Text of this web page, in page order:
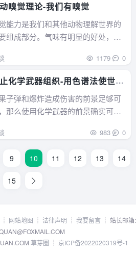
嗅觉理论-我们有嗅觉
能力是我们和其他动物理解世界的
组成部分。气味有明显的好处，比
1179 0
化学武器组织-用色谱法使世界
全
子弹和爆炸造成伤害的前景足够可
那么使用化学武器的前景确实可
983 0
9 10 11 12 13 14
15
┊ 网站地图 ┊ 法律声明 ┊ 我要留言┊ 站长邮箱:
草芽圈 ┊ 京ICP备2022020319号-1